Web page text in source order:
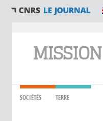
MISSION
SOCIÉTÉS TERRE